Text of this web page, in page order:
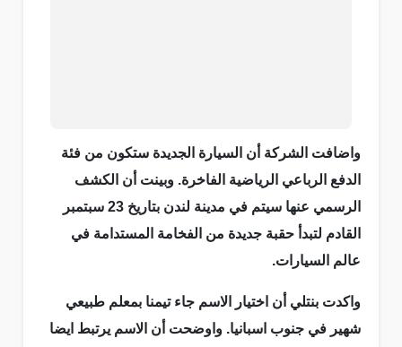
واضافت الشركة أن السيارة الجديدة ستكون من فئة
الدفع الرباعي الرياضية الفاخرة. وبينت أن الكشف
الرسمي عنها سيتم في مدينة لندن بتاريخ 23 سبتمبر
القادم لتبدأ حقبة جديدة من الفخامة المستدامة في
عالم السيارات.
واكدت بنتلي أن اختيار الاسم جاء تيمنا بمعلم طبيعي
شهير في جنوب اسبانيا. واوضحت أن الاسم يرتبط ايضا